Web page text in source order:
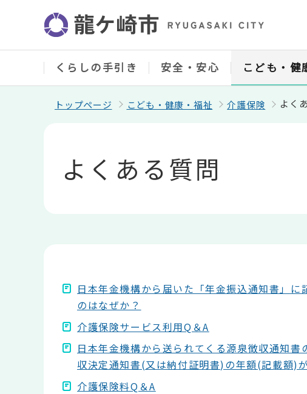
ジ
くらしの手引き 安全・安心 こども・健
トップページ こども・健康・福祉 介護保険 よく
よくある質問
日本年金機構から届いた「年金振込通知書」
のはなぜか？
介護保険サービス利用Q＆A
日本年金機構から送られてくる源泉徴収通知
収決定通知書(又は納付証明書)の年額(記載額)
介護保険料Q＆A